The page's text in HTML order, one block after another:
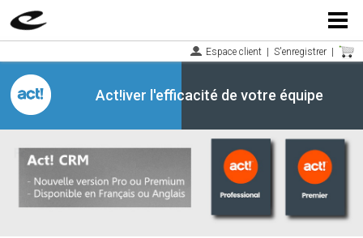
Menu
Espace client S'enregistrer
Act!iver l'efficacité de votre équipe